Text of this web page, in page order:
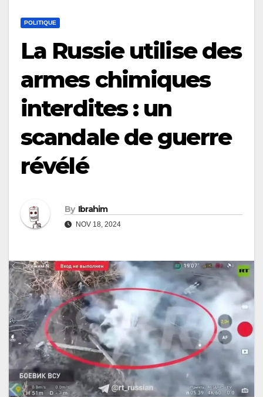
POLITIQUE
La Russie utilise des
armes chimiques
interdites : un
scandale de guerre
révélé
By Ibrahim
NOV 18, 2024